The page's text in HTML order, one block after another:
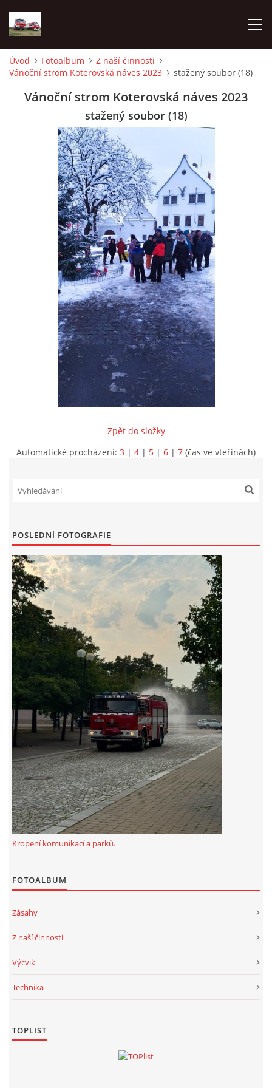
TECHNIKA
INFORMACE
326 00 Plzeň
hasicikoterov@email.cz
© 2026 eStránky.cz |WebSlice Aktualizováno: 4. 8. 2026
Nahoru ↑
Úvod Fotoalbum
Z naší činnosti
Vánoční strom Koterovská náves 2023
stažený soubor (18)
Vánoční strom Koterovská náves 2023
stažený soubor (18)
Zpět do složky
Automatické procházení: 3 | 4 | 5 | 6 | 7 (čas ve vteřinách)
POSLEDNÍ FOTOGRAFIE
Kropení komunikací a parků.
FOTOALBUM
Zásahy
Z naší činnosti
Výcvik
Technika
TOPLIST